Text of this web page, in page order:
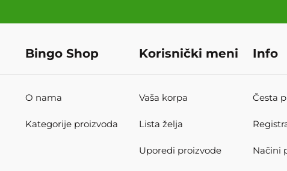
Bingo Shop
O nama
Kategorije proizvoda
Korisnički meni
Vaša korpa
Lista želja
Uporedi proizvode
Info
Česta
Načini